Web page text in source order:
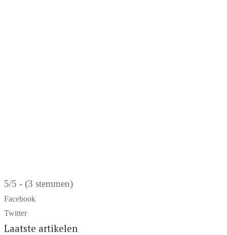
5/5 - (3 stemmen)
Facebook
Twitter
Laatste artikelen